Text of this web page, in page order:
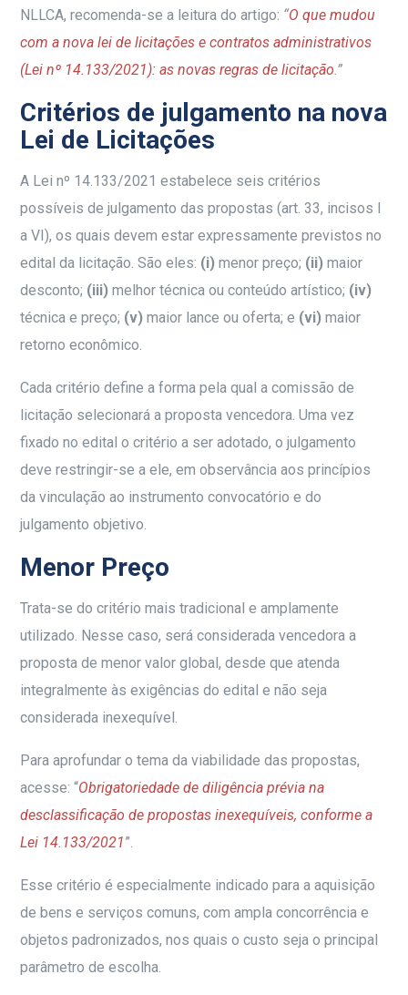
NLLCA, recomenda-se a leitura do artigo: “O que mudou
com a nova lei de licitações e contratos administrativos
(Lei nº 14.133/2021): as novas regras de licitação.”
Critérios de julgamento na nova
Lei de Licitações
A Lei nº 14.133/2021 estabelece seis critérios
possíveis de julgamento das propostas (art. 33, incisos I
a VI), os quais devem estar expressamente previstos no
edital da licitação. São eles: (i) menor preço; (ii)maior
desconto; (iii)melhor técnica ou conteúdo artístico; (iv)
técnica e preço; (v) maior lance ou oferta; e (vi) maior
retorno econômico.
Cada critério define a forma pela qual a comissão de
licitação selecionará a proposta vencedora. Uma vez
fixado no edital o critério a ser adotado, o julgamento
deve restringir-se a ele, em observância aos princípios
da vinculação ao instrumento convocatório e do
julgamento objetivo.
Menor Preço
Trata-se do critério mais tradicional e amplamente
utilizado. Nesse caso, será considerada vencedora a
proposta de menor valor global, desde que atenda
integralmente às exigências do edital e não seja
considerada inexequível.
Para aprofundar o tema da viabilidade das propostas,
acesse: “Obrigatoriedade de diligência prévia na
desclassificação de propostas inexequíveis, conforme a
Lei 14.133/2021”.
Esse critério é especialmente indicado para a aquisição
de bens e serviços comuns, com ampla concorrência e
objetos padronizados, nos quais o custo seja o principal
parâmetro de escolha.